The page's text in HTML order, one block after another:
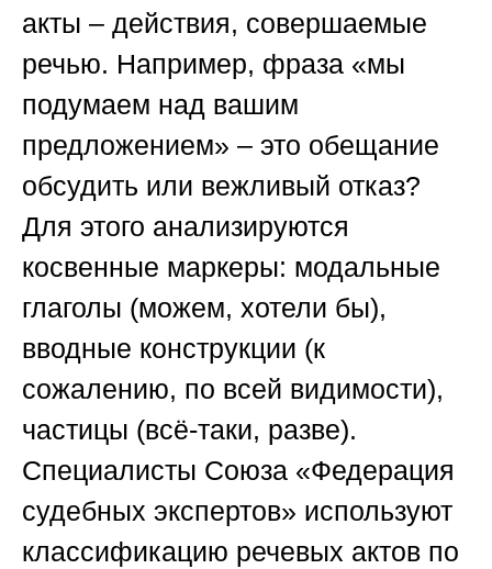
акты – действия, совершаемые
речью. Например, фраза «мы
подумаем над вашим
предложением» – это обещание
обсудить или вежливый отказ?
Для этого анализируются
косвенные маркеры: модальные
глаголы (можем, хотели бы),
вводные конструкции (к
сожалению, по всей видимости),
частицы (всё-таки, разве).
Специалисты Союза «Федерация
судебных экспертов» используют
классификацию речевых актов по